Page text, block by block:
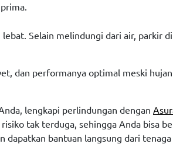
Selain melindungi dari air, parkir
dan performanya optimal meski
lengkapi perlindungan dengan
tak terduga, sehingga Anda bisa
bantuan langsung dari